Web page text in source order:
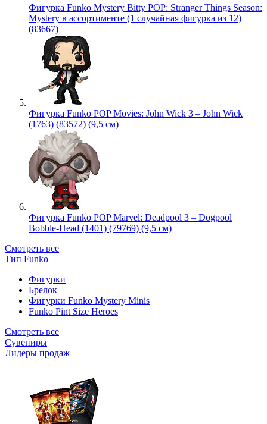
Фигурка Funko Mystery Bitty POP: Stranger Things Season:
Mystery в ассортименте (1 случайная фигурка из 12)
(83667)
Фигурка Funko POP Movies: John Wick 3 – John Wick
(1763) (83572) (9,5 см)
Фигурка Funko POP Marvel: Deadpool 3 – Dogpool
Bobble-Head (1401) (79769) (9,5 см)
Смотреть все
Тип Funko
Фигурки
Брелок
Фигурки Funko Mystery Minis
Funko Pint Size Heroes
Смотреть все
Сувениры
Лидеры продаж